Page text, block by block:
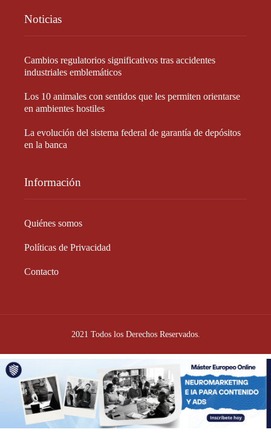
Noticias
Cambios regulatorios significativos tras accidentes
industriales emblemáticos
Los 10 animales con sentidos que les permiten orientarse
en ambientes hostiles
La evolución del sistema federal de garantía de depósitos
en la banca
Información
Quiénes somos
Políticas de Privacidad
Contacto
2021 Todos los Derechos Reservados.